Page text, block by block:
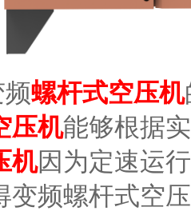
螺杆式空压机
压机能够根据
机因为定速运
变频螺杆式空